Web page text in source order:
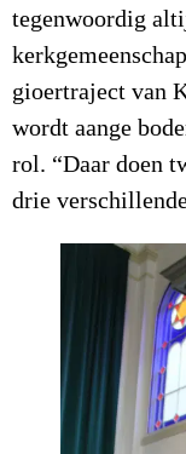
tegenwoordig
gioertraject van
wordt aange
rol. “Daar doen
drie